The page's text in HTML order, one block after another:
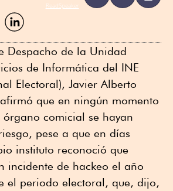
ReadSpeaker
Compartir
por
Despacho de la Unidad
de Informática del INE
Electoral), Javier Alberto
que en ningún momento
órgano comicial se hayan
pese a que en días
instituto reconoció que
incidente de hackeo el año
el periodo electoral, que, dijo,